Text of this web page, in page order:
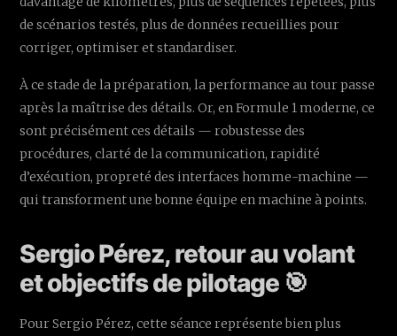
de scénarios testés, plus de données recueillies pour
corriger, optimiser et standardiser.
À ce stade de la préparation, la performance au tour passe
après la maîtrise des détails. Or, en Formule 1 moderne, ce
sont précisément ces détails — robustesse des
procédures, clarté de la communication, rapidité
d’exécution, propreté des interfaces homme-machine —
qui transforment une bonne équipe en machine à points.
Sergio Pérez, retour au volant
et objectifs de pilotage 🎯
Pour Sergio Pérez, cette séance représente bien plus